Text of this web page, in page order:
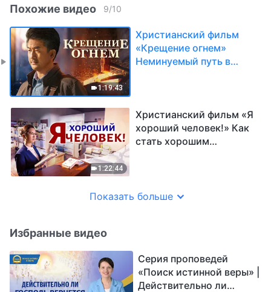
Похожие видео 9/10
1:19:43
Христианский фильм
«Крещение огнем»
Неминуемый путь в
1:22:44
Христианский фильм «Я
хороший человек!» Как
стать хорошим
Показать больше
Избранные видео
Серия проповедей
«Поиск истинной веры» |
Действительно ли